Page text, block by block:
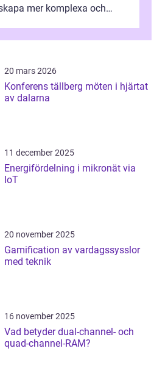
mer komplexa och
20 mars 2026
Konferens tällberg möten i hjärtat
av dalarna
11 december 2025
Energifördelning i mikronät via
IoT
20 november 2025
Gamification av vardagssysslor
med teknik
16 november 2025
Vad betyder dual-channel- och
quad-channel-RAM?